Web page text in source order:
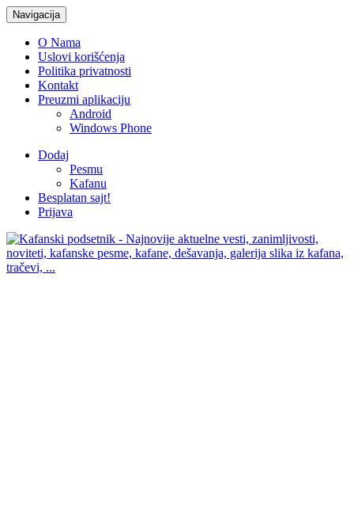
Navigacija
O Nama
Uslovi korišćenja
Politika privatnosti
Kontakt
Preuzmi aplikaciju
Android
Windows Phone
Dodaj
Pesmu
Kafanu
Besplatan sajt!
Prijava